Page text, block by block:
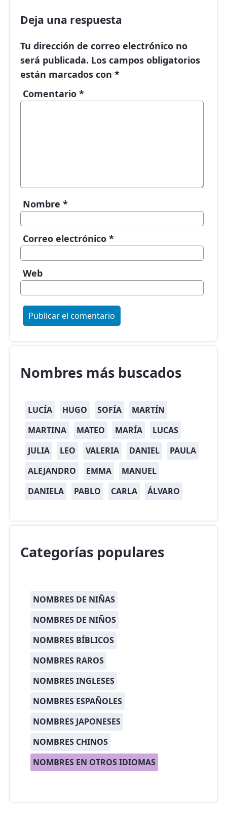
Deja una respuesta
Tu dirección de correo electrónico no
será publicada. Los campos obligatorios
están marcados con *
Comentario *
Nombre *
Correo electrónico *
Web
Nombres más buscados
LUCÍA HUGO SOFÍA
MARTÍN
MARTINA
MATEO MARÍA
LUCAS
JULIA
LEO VALERIA DANIEL
PAULA
ALEJANDRO
EMMA
MANUEL
DANIELA
PABLO CARLA ÁLVARO
Categorías populares
NOMBRES DE NIÑAS
NOMBRES DE NIÑOS
NOMBRES BÍBLICOS
NOMBRES RAROS
NOMBRES INGLESES
NOMBRES ESPAÑOLES
NOMBRES JAPONESES
NOMBRES CHINOS
NOMBRES EN OTROS IDIOMAS